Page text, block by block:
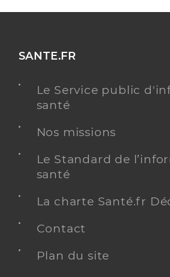
SANTE.FR
Le Service public
santé
Nos missions
Le Standard de
santé
La charte Santé.fr
Contact
Plan du site